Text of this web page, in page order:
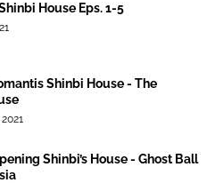
House Eps. 1-5
Shinbi House - The
Shinbi’s House - Ghost Ball